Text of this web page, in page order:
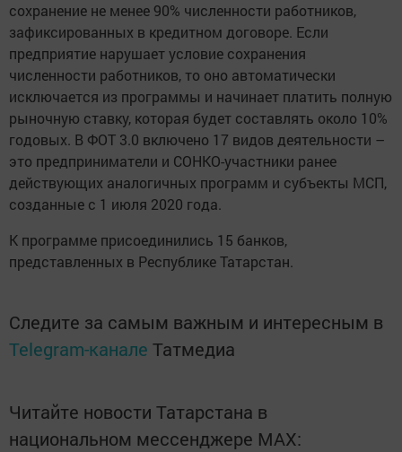
сохранение не менее 90% численности работников,
зафиксированных в кредитном договоре. Если
предприятие нарушает условие сохранения
численности работников, то оно автоматически
исключается из программы и начинает платить полную
рыночную ставку, которая будет составлять около 10%
годовых. В ФОТ 3.0 включено 17 видов деятельности –
это предприниматели и СОНКО-участники ранее
действующих аналогичных программ и субъекты МСП,
созданные с 1 июля 2020 года.
К программе присоединились 15 банков,
представленных в Республике Татарстан.
Следите за самым важным и интересным в
Telegram-канале Татмедиа
Читайте новости Татарстана в
национальном мессенджере MАХ: